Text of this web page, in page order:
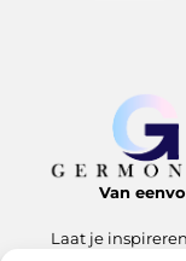
Van
Laat je